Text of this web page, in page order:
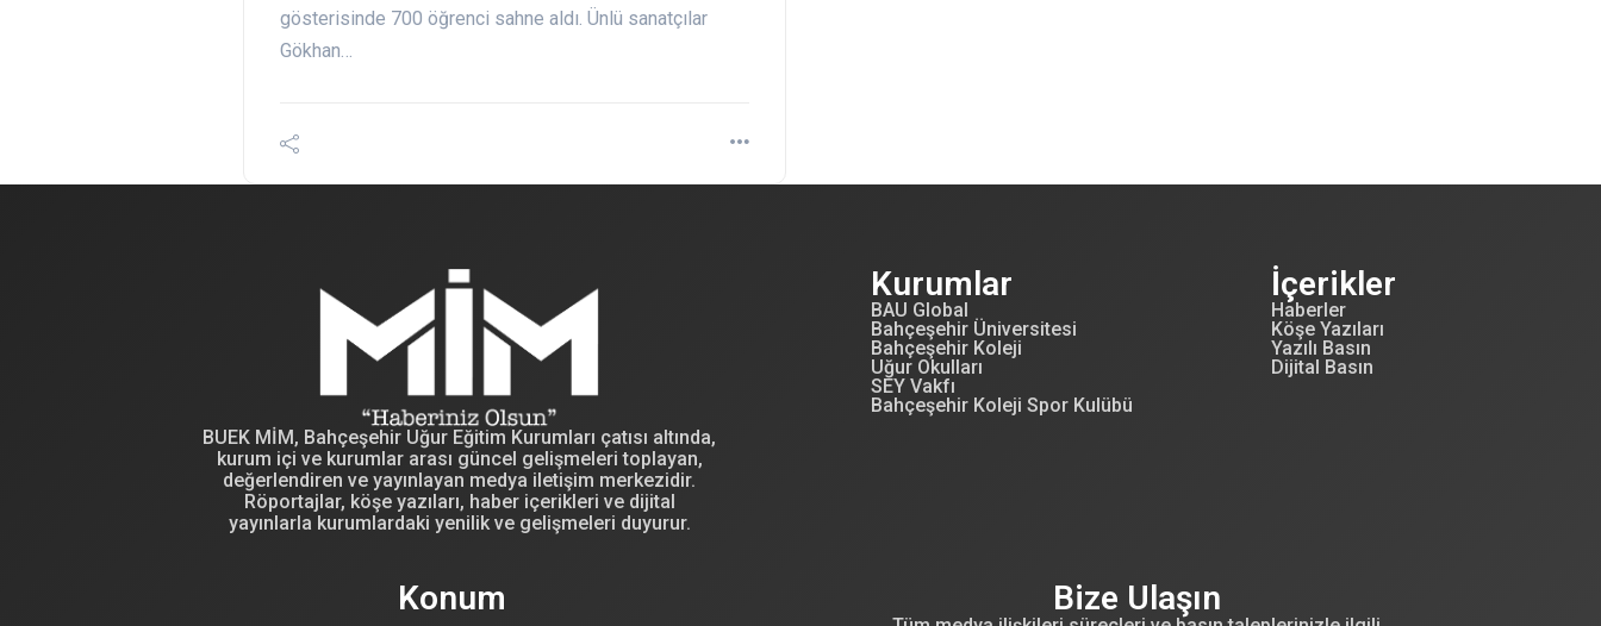
gösterisinde 700 öğrenci sahne aldı. Ünlü sanatçılar
Gökhan…
BUEK MİM, Bahçeşehir Uğur Eğitim Kurumları çatısı altında,
kurum içi ve kurumlar arası güncel gelişmeleri toplayan,
değerlendiren ve yayınlayan medya iletişim merkezidir.
Röportajlar, köşe yazıları, haber içerikleri ve dijital
yayınlarla kurumlardaki yenilik ve gelişmeleri duyurur.
Kurumlar
BAU Global
Bahçeşehir Üniversitesi
Bahçeşehir Koleji
Uğur Okulları
SEY Vakfı
Bahçeşehir Koleji Spor Kulübü
İçerikler
Haberler
Köşe Yazıları
Yazılı Basın
Dijital Basın
Konum Bize Ulaşın